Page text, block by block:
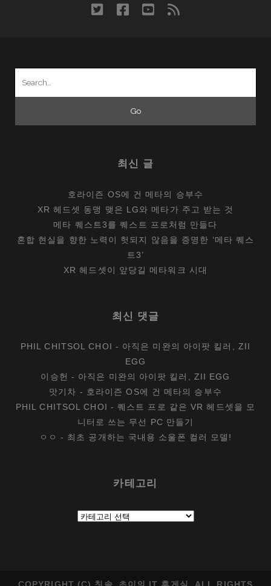
twitter facebook
youtube
rss
최신 글
호라이즌 OS에 건 메타의 승부수
XR 헤드셋 동맹 맺은 LG와 메타가 주고 받는 것
메타 퀘스트3를 퀘스트 프로처럼 만들다
혼합 현실을 향한 노력이 헛되지 않음을 증명한 ‘메타 퀘스
트3’
XR 헤드셋이 앞당길 메타워크 시대
최신 댓글
PHIL CHITSOL CHOI - 아직은 미완의 아이팟 킬러, ZII
EGG
이승헌 - 아직은 미완의 아이팟 킬러, ZII EGG
맛기차 - 호라이즌 OS에 건 메타의 승부수
PHIL CHITSOL CHOI -퀘스트 프로 같은 VR 헤드셋을 모
니터로 쓰는 무선 PC 만들기
ㅇㅇ - 최초 공개하는 국내용 소울폰 컬러 모델!
카테고리
테